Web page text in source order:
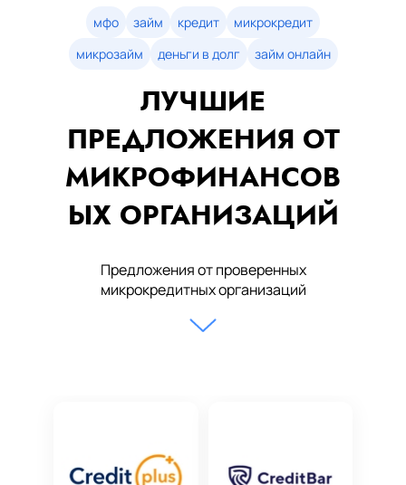
Займы онлайн
Денежные кредиты
мфо займ кредит
микрокредит
микрозайм
деньги в долг займ онлайн
ЛУЧШИЕ
ПРЕДЛОЖЕНИЯ ОТ
МИКРОФИНАНСОВ
ЫХ ОРГАНИЗАЦИЙ
Предложения от проверенных
микрокредитных организаций